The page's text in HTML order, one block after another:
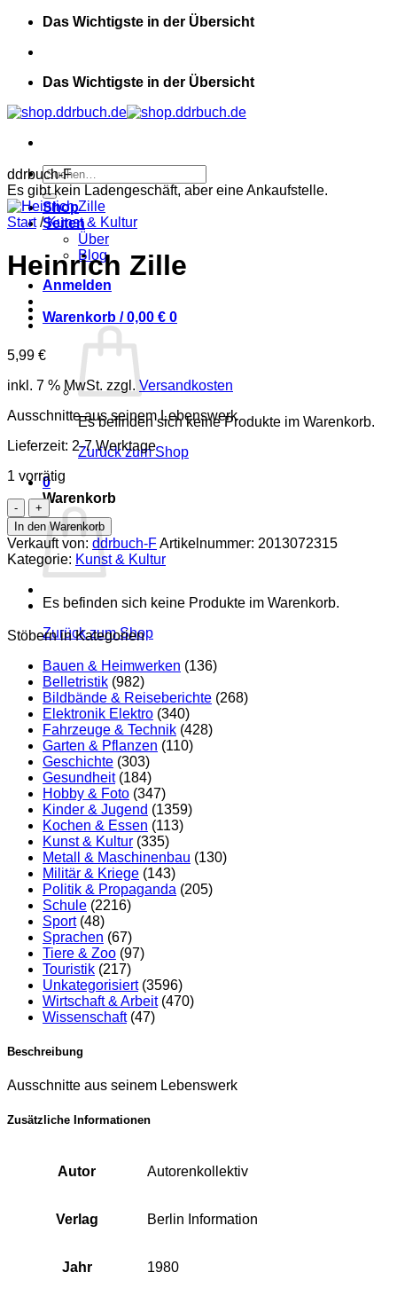
Zum
springen
Das Wichtigste in der Übersicht
Das Wichtigste in der Übersicht
Suchen
nach:
Shop
Seiten
Über
Blog
Anmelden
Warenkorb /0,00 € 0
Es befinden sich keine Produkte im Warenkorb.
Zurück zum Shop
0
Warenkorb
Es befinden sich keine Produkte im Warenkorb.
Zurück zum Shop
ddrbuch-F
Es gibt kein Ladengeschäft, aber eine Ankaufstelle.
Start / Kunst & Kultur
Heinrich Zille
5,99 €
inkl. 7 % MwSt. zzgl. Versandkosten
Ausschnitte aus seinem Lebenswerk
Lieferzeit: 2-7 Werktage
1 vorrätig
Heinrich
Zille
Menge
In den Warenkorb
Verkauft von: ddrbuch-FArtikelnummer: 2013072315
Kategorie: Kunst & Kultur
Stöbern in Kategorien
Bauen & Heimwerken (136)
Belletristik (982)
Bildbände & Reiseberichte (268)
Elektronik Elektro (340)
Fahrzeuge & Technik (428)
Garten & Pflanzen (110)
Geschichte (303)
Gesundheit (184)
Hobby & Foto (347)
Kinder & Jugend (1359)
Kochen & Essen (113)
Kunst & Kultur (335)
Metall & Maschinenbau (130)
Militär & Kriege (143)
Politik & Propaganda (205)
Schule (2216)
Sport (48)
Sprachen (67)
Tiere & Zoo (97)
Touristik (217)
Unkategorisiert (3596)
Wirtschaft & Arbeit (470)
Wissenschaft (47)
Beschreibung
Ausschnitte aus seinem Lebenswerk
Zusätzliche Informationen
Autor Autorenkollektiv
Verlag Berlin Information
Jahr 1980